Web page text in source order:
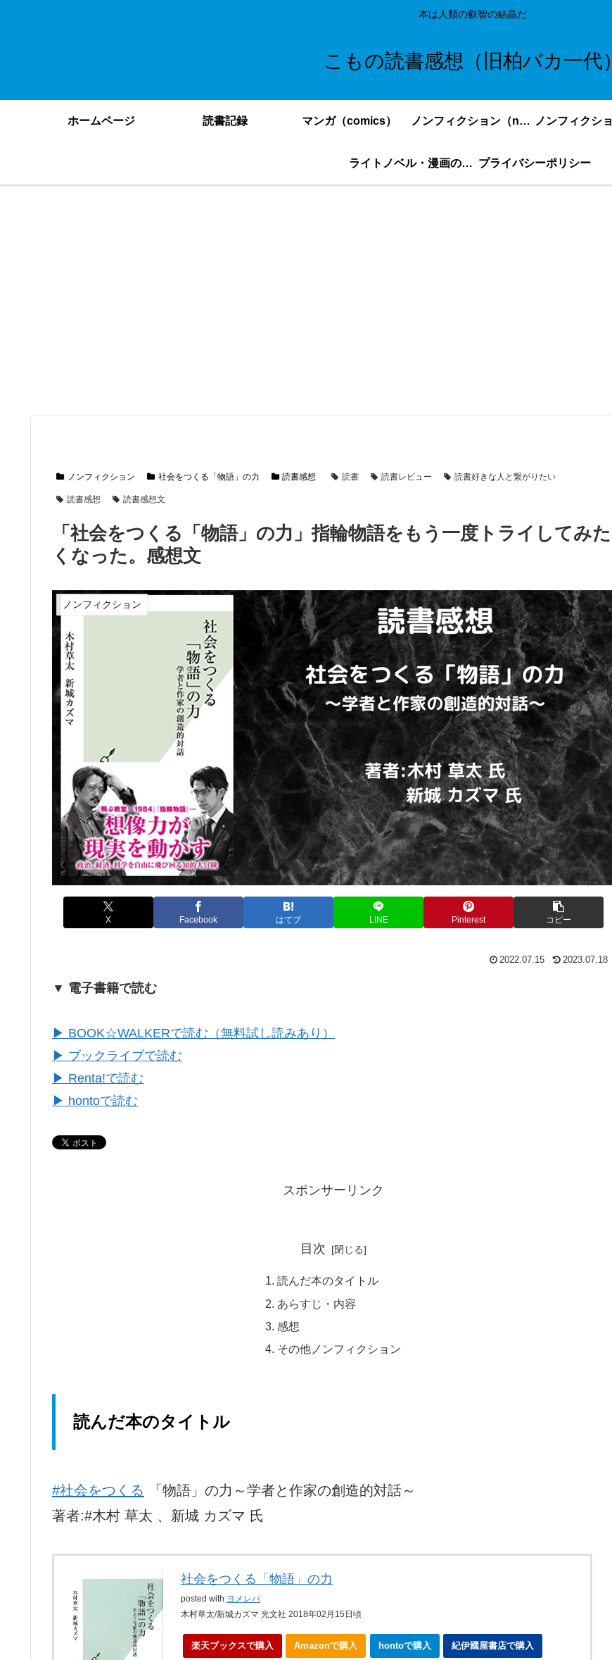
本は人類の叡智の結晶だ
こもの読書感想（旧柏バカ一代）
ホームページ 読書記録 マンガ（comics） ノンフィクション（nonfiction）更新順
ライトノベル・漫画の感想・ネタバレまとめ｜こもの読書感想 プライバシーポリシー
ノンフィクション 社会をつくる「物語」の力 読書感想 読書 読書レビュー 読書好きな人と繋がりたい
読書感想 読書感想文
「社会をつくる「物語」の力」指輪物語をもう一度トライしてみた
くなった。感想文
ノンフィクション
X Facebook はてブ LINE Pinterest コピー
2022.07.15 2023.07.18
▼ 電子書籍で読む
▶ BOOK☆WALKERで読む（無料試し読みあり）
▶ ブックライブで読む
▶ Renta!で読む
▶ hontoで読む
スポンサーリンク
目次
読んだ本のタイトル
あらすじ・内容
感想
その他ノンフィクション
読んだ本のタイトル
#社会をつくる 「物語」の力～学者と作家の創造的対話～
著者:#木村 草太 、新城 カズマ 氏
社会をつくる「物語」の力
posted with ヨメレバ
木村草太/新城カズマ 光文社 2018年02月15日頃
楽天ブックスで購入 Amazonで購入 hontoで購入 紀伊國屋書店で購入